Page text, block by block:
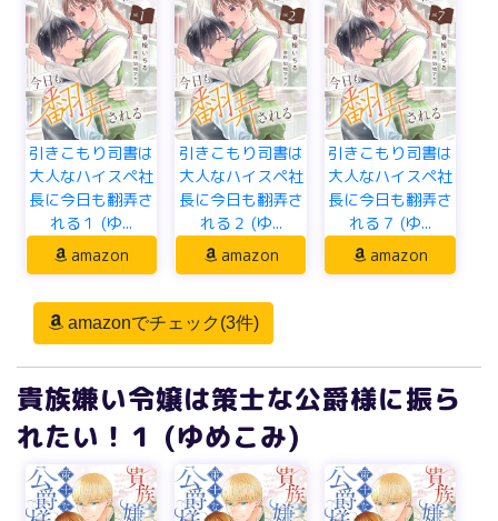
引きこもり司書は
大人なハイスペ社
長に今日も翻弄さ
れる１ (ゆ...
amazon
引きこもり司書は
大人なハイスペ社
長に今日も翻弄さ
れる２ (ゆ...
amazon
引きこもり司書は
大人なハイスペ社
長に今日も翻弄さ
れる７ (ゆ...
amazon
amazonでチェック(3件)
貴族嫌い令嬢は策士な公爵様に振ら
れたい！１ (ゆめこみ)